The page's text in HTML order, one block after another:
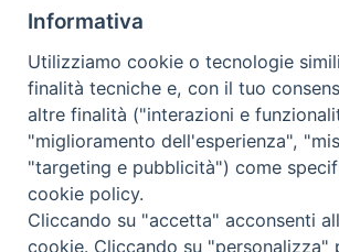
Redazione
Scrivici
Copyright © 2019 - Tutti i
Trentina Editrice
Informativa
Utilizziamo cookie o tecnologie
finalità tecniche e, con il tuo
altre finalità ("interazioni e
"miglioramento dell'esperienza",
"targeting e pubblicità") come
cookie policy.
Cliccando su "accetta" acconsenti
cookie. Cliccando su "personalizza"